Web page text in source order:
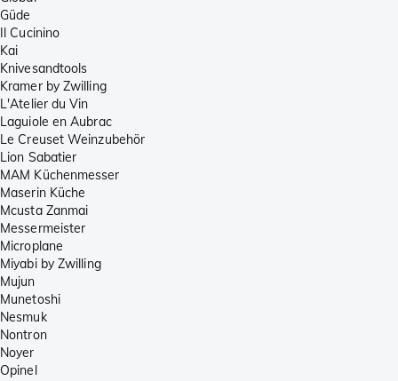
Güde
Il Cucinino
Kai
Knivesandtools
Kramer by Zwilling
L'Atelier du Vin
Laguiole en Aubrac
Le Creuset Weinzubehör
Lion Sabatier
MAM Küchenmesser
Maserin Küche
Mcusta Zanmai
Messermeister
Microplane
Miyabi by Zwilling
Mujun
Munetoshi
Nesmuk
Nontron
Noyer
Opinel